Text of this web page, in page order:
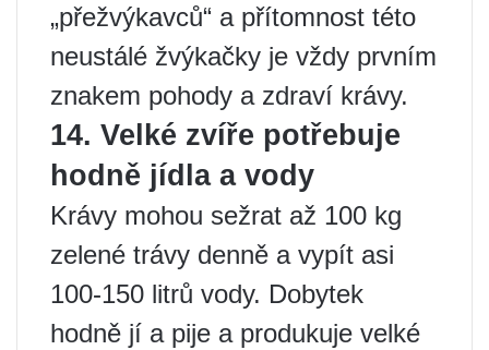
„přežvýkavců“ a přítomnost této
neustálé žvýkačky je vždy prvním
znakem pohody a zdraví krávy.
14. Velké zvíře potřebuje
hodně jídla a vody
Krávy mohou sežrat až 100 kg
zelené trávy denně a vypít asi
100-150 litrů vody. Dobytek
hodně jí a pije a produkuje velké